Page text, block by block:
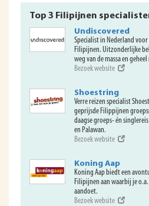
Top 3 Filipijnen
Undiscovered
Specialist in Nederland
Filipijnen. Uitzonderlijke
weg van de massa en
Bezoek website
Shoestring
Verre reizen specialist
geprijsde Filippijnen
daagse groeps- én
en Palawan.
Bezoek website
Koning Aap
Koning Aap biedt een
Filipijnen aan waarbij je
aandoet.
Bezoek website